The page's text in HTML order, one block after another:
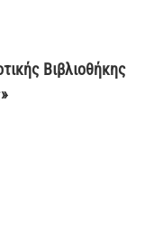
Βιβλιοθήκης